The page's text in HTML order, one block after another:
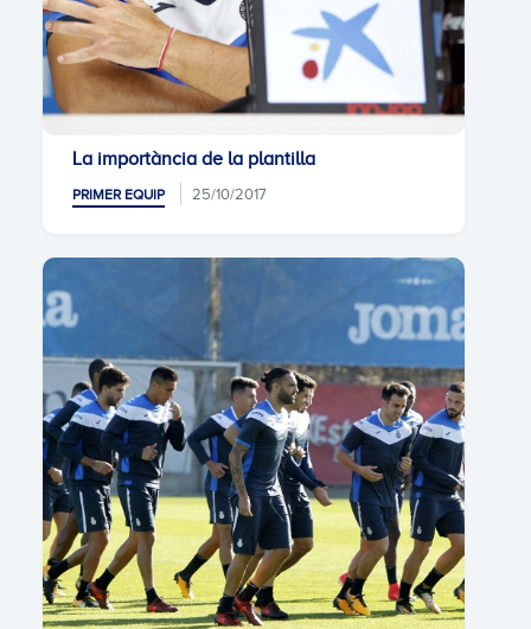
La importància de la plantilla
PRIMER EQUIP 25/10/2017